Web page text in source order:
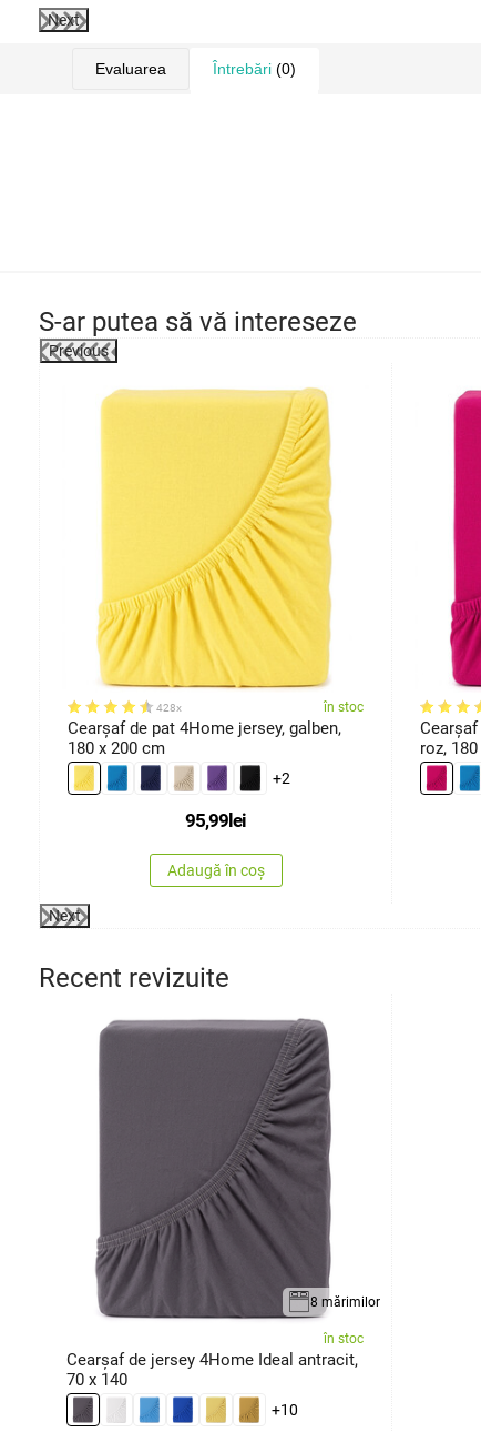
Next
Evaluarea Întrebări (0)
S-ar putea să vă intereseze
Previous
428x în stoc
Cearşaf de pat 4Home jersey, galben,
180 x 200 cm
+2
95,99lei
Adaugă în coș
roz,
Next
Recent revizuite
8 mărimilor
în stoc
Cearșaf de jersey 4Home Ideal antracit,
70 x 140
+10